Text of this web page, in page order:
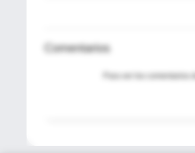
Comentarios
Para ver los comentarios